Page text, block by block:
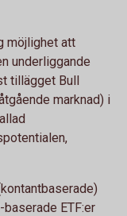
möjlighet att
underliggande
tillägget Bull
marknad) i
ETF:er